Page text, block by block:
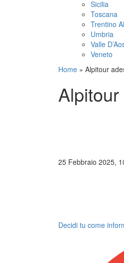
Sicilia
Toscana
Trentino
Umbria
Valle
Veneto
Home » Alpitour
25 Febbraio 2025,
Decidi tu come